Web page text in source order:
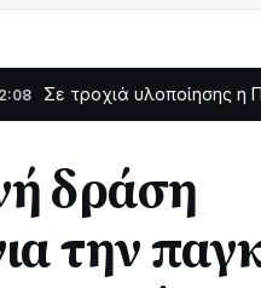
υλοποίησης η Παράκαμψη
δράση
την